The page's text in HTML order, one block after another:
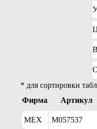
* для сортировки
Фирма
Артикул
MEX
M057537